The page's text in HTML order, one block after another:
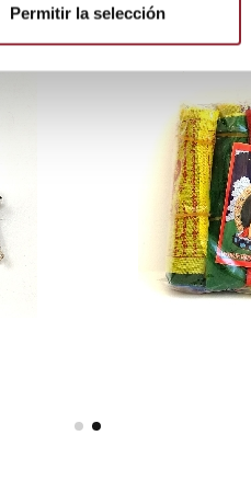
Permitir la selección